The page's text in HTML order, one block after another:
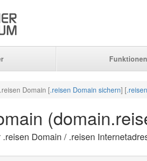
Funktionen
.reisen Domain [.reisen Domain sichern] [
Domain / .reisen